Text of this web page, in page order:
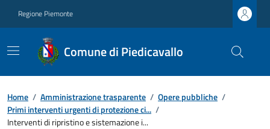
Regione Piemonte
Comune di Piedicavallo
Home / Amministrazione trasparente / Opere pubbliche /
Primi interventi urgenti di protezione ci... /
Interventi di ripristino e sistemazione i...